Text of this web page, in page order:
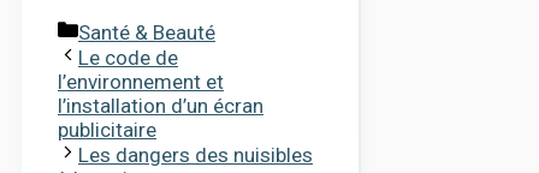
Catégories
Santé & Beauté
Le code de
l’environnement et
l’installation d’un écran
publicitaire
Les dangers des nuisibles